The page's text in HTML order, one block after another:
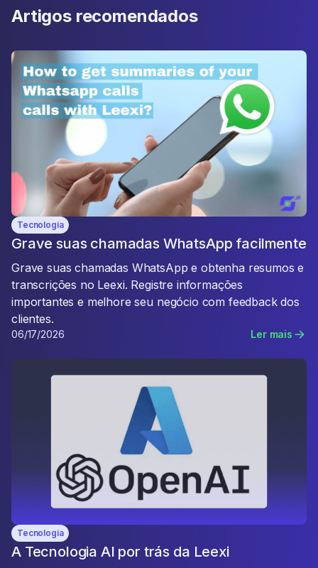
Artigos recomendados
Tecnologia
Grave suas chamadas WhatsApp facilmente
Grave suas chamadas WhatsApp e obtenha resumos e
transcrições no Leexi. Registre informações
importantes e melhore seu negócio com feedback dos
clientes.
06/17/2026 Ler mais
Tecnologia
A Tecnologia AI por trás da Leexi